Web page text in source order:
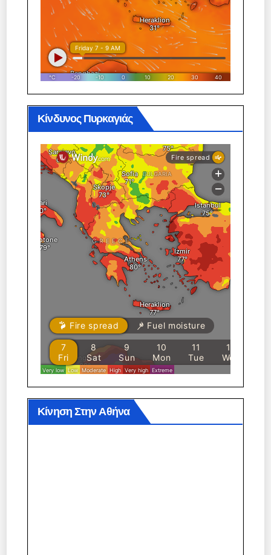
Κίνδυνος Πυρκαγιάς
Κίνηση Στην Αθήνα